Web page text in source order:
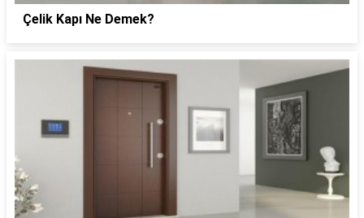
Çelik Kapı Ne Demek?